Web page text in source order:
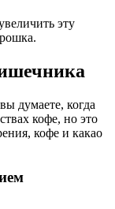
эту
думаете, когда
кофе, но это
кофе и какао